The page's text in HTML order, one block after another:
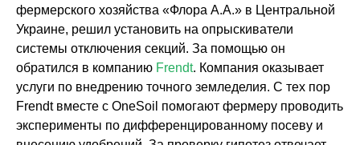
фермерского хозяйства «Флора А.А.» в Центральной
Украине, решил установить на опрыскиватели
системы отключения секций. За помощью он
обратился в компанию Frendt. Компания оказывает
услуги по внедрению точного земледелия. С тех пор
Frendt вместе с OneSoil помогают фермеру проводить
эксперименты по дифференцированному посеву и